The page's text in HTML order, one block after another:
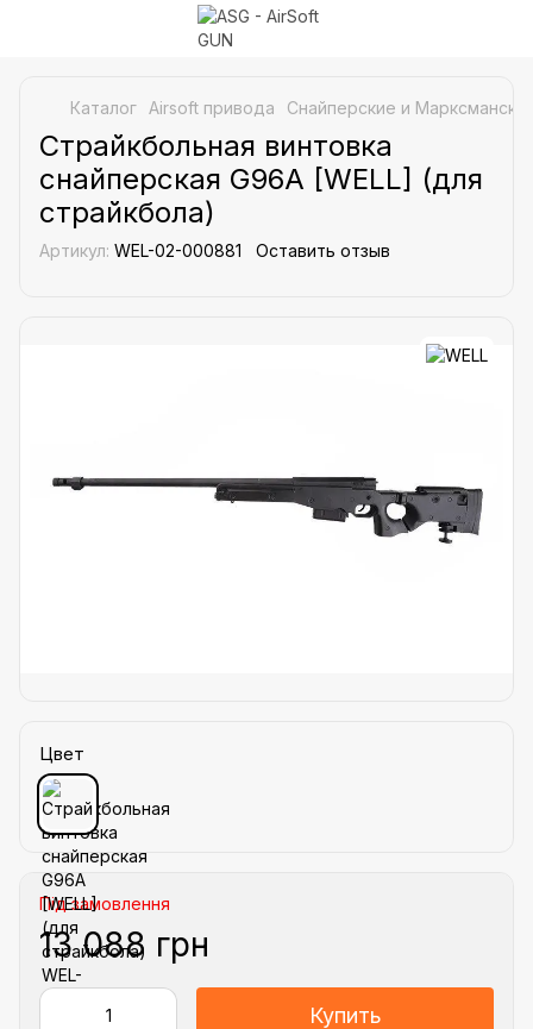
Каталог Airsoft привода Снайперские и
Страйкбольная винтовка
снайперская G96A [WELL] (для
страйкбола)
Артикул: WEL-02-000881 Оставить отзыв
Цвет
Під замовлення
13 088 грн
Купить